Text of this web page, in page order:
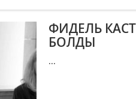
ФИДЕЛЬ
БОЛДЫ
...